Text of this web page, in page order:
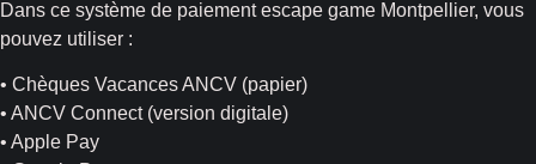
Dans ce système de paiement escape game Montpellier, vous
pouvez utiliser :
• Chèques Vacances ANCV (papier)
• ANCV Connect (version digitale)
• Apple Pay